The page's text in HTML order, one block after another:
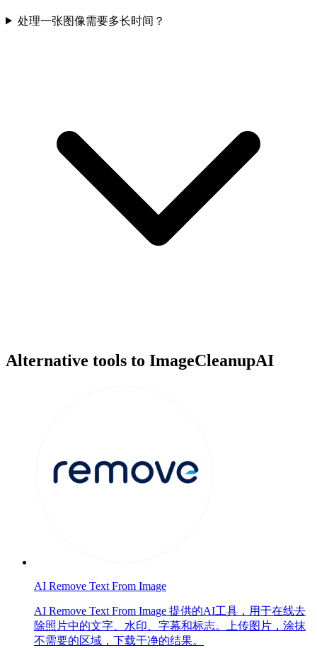
处理一张图像需要多长时间？
Alternative tools to ImageCleanupAI
AI Remove Text From Image
AI Remove Text From Image 提供的AI工具，用于在线去
除照片中的文字、水印、字幕和标志。上传图片，涂抹
不需要的区域，下载干净的结果。